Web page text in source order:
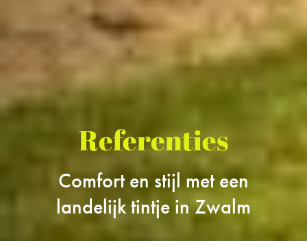
Referenties
Comfort en stijl met een
landelijk tintje in Zwalm